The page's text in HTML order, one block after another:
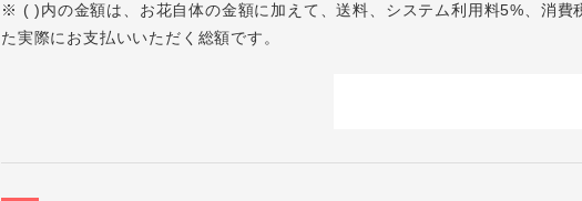
※ ( )内の金額は、お花自体の金額に加えて、送料、システム利用料5%、消費
た実際にお支払いいただく総額です。